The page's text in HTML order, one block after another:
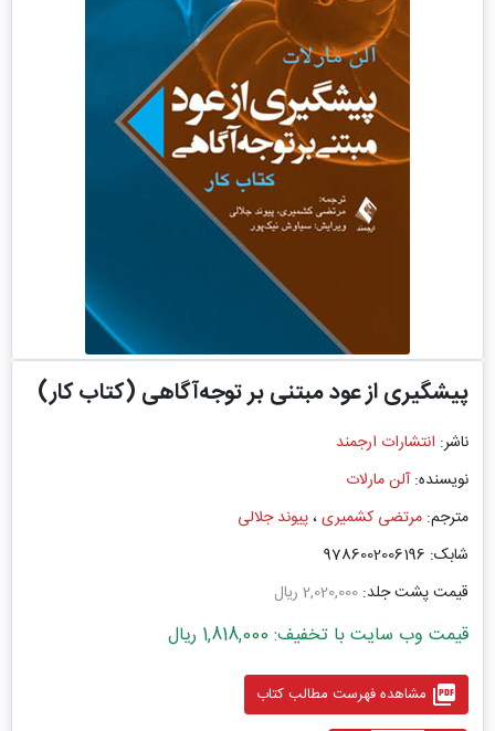
پیشگیری از عود مبتنی بر توجه‌آگاهی (کتاب کار)
ناشر: انتشارات ارجمند
نویسنده:آلن مارلات
مترجم: مرتضی کشمیری،پیوند جلالی
شابک: 9786002006196
قیمت پشت جلد: 2,020,000 ریال
قیمت وب سایت با تخفیف: 1,818,000 ریال
picture_as_pdf مشاهده فهرست مطالب کتاب